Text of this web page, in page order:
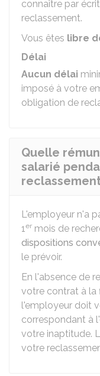
connaître par
reclassement.
Vous êtes libre
Délai
Aucun délai
imposé à votre
obligation de
Quelle
salarié
L'employeur n'a
1er mois de
dispositions
le prévoir.
En l'absence de
votre contrat à la
l'employeur doit
correspondant à
votre inaptitude.
votre